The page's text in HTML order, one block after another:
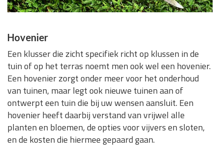
Hovenier
Een klusser die zicht specifiek richt op klussen in de
tuin of op het terras noemt men ook wel een hovenier.
Een hovenier zorgt onder meer voor het onderhoud
van tuinen, maar legt ook nieuwe tuinen aan of
ontwerpt een tuin die bij uw wensen aansluit. Een
hovenier heeft daarbij verstand van vrijwel alle
planten en bloemen, de opties voor vijvers en sloten,
en de kosten die hiermee gepaard gaan.